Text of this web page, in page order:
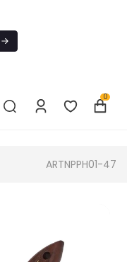
0
ARTNPPH01-47